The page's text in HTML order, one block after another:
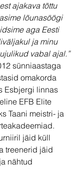
ajakava tõttu
lõunasöögi
aga Eesti
ja minu
vabal ajal.”
sünniaastaga
omakorda
Esbjergi linnas
EFB Elite
Taani meistri- ja
jäid küll
treenerid jäid
nähtud